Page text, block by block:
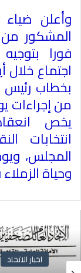
وأعلن
المشكور
فورا
اجتماع خلال
بخطاب
من إجراءات
يخص
انتخابات
المجلس،
وحياة
اخبار الاتحاد